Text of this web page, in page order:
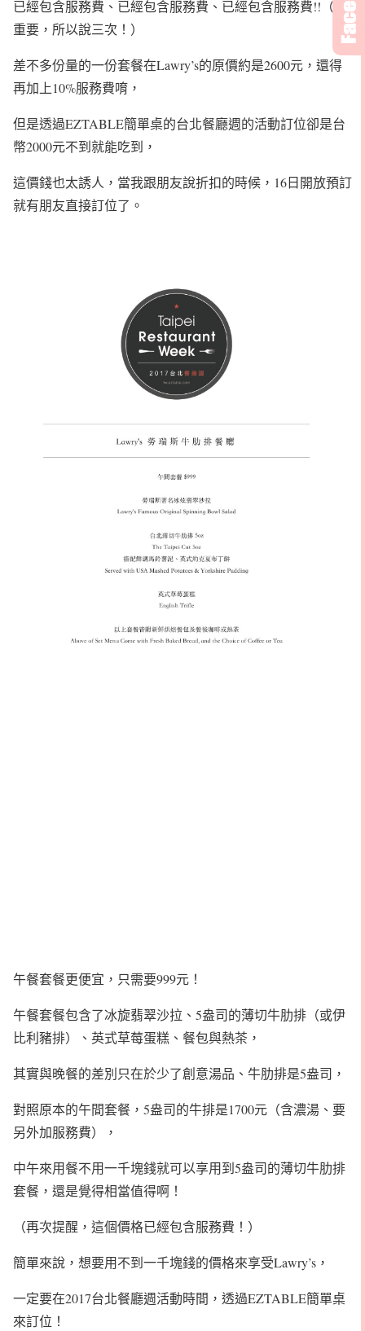
已經包含服務費、已經包含服務費、已經包含服務費!!（很
重要，所以說三次！）
差不多份量的一份套餐在Lawry’s的原價約是2600元，還得
再加上10%服務費唷，
但是透過EZTABLE簡單桌的台北餐廳週的活動訂位卻是台
幣2000元不到就能吃到，
這價錢也太誘人，當我跟朋友說折扣的時候，16日開放預訂
就有朋友直接訂位了。
午餐套餐更便宜，只需要999元！
午餐套餐包含了冰旋翡翠沙拉、5盎司的薄切牛肋排（或伊
比利豬排）、英式草莓蛋糕、餐包與熱茶，
其實與晚餐的差別只在於少了創意湯品、牛肋排是5盎司，
對照原本的午間套餐，5盎司的牛排是1700元（含濃湯、要
另外加服務費），
中午來用餐不用一千塊錢就可以享用到5盎司的薄切牛肋排
套餐，還是覺得相當值得啊！
（再次提醒，這個價格已經包含服務費！）
簡單來說，想要用不到一千塊錢的價格來享受Lawry’s，
一定要在2017台北餐廳週活動時間，透過EZTABLE簡單桌
來訂位！